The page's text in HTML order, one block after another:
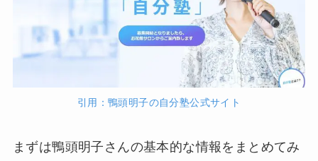
引用：鴨頭明子の自分塾公式サイト
まずは鴨頭明子さんの基本的な情報をまとめてみ